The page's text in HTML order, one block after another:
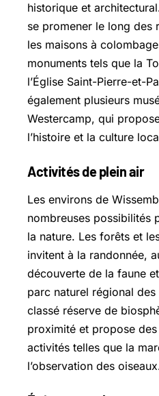
historique et
se promener le long des
les maisons à
monuments tels que la
l’Église Saint-Pierre-et-
également plusieurs
Westercamp, qui
l’histoire et la culture
Activités de plein air
Les environs de
nombreuses possibilités
la nature. Les forêts et
invitent à la randonnée,
découverte de la faune
parc naturel régional
classé réserve de
proximité et propose
activités telles que la
l’observation des